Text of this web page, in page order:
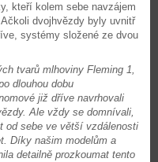
kteří kolem sebe navzájem
dvojhvězdy byly uvnitř
systémy složené ze dvou
tvarů mlhoviny Fleming 1,
dlouhou dobu
již dříve navrhovali
Ale vždy se domnívali,
od sebe ve větší vzdálenosti
Díky našim modelům a
detailně prozkoumat tento